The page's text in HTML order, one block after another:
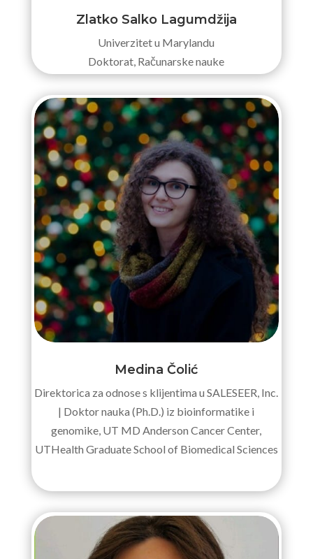
Zlatko Salko Lagumdžija
Univerzitet u Marylandu
Doktorat, Računarske nauke
Medina Čolić
Direktorica za odnose s klijentima u SALESEER, Inc.
| Doktor nauka (Ph.D.) iz bioinformatike i
genomike, UT MD Anderson Cancer Center,
UTHealth Graduate School of Biomedical Sciences